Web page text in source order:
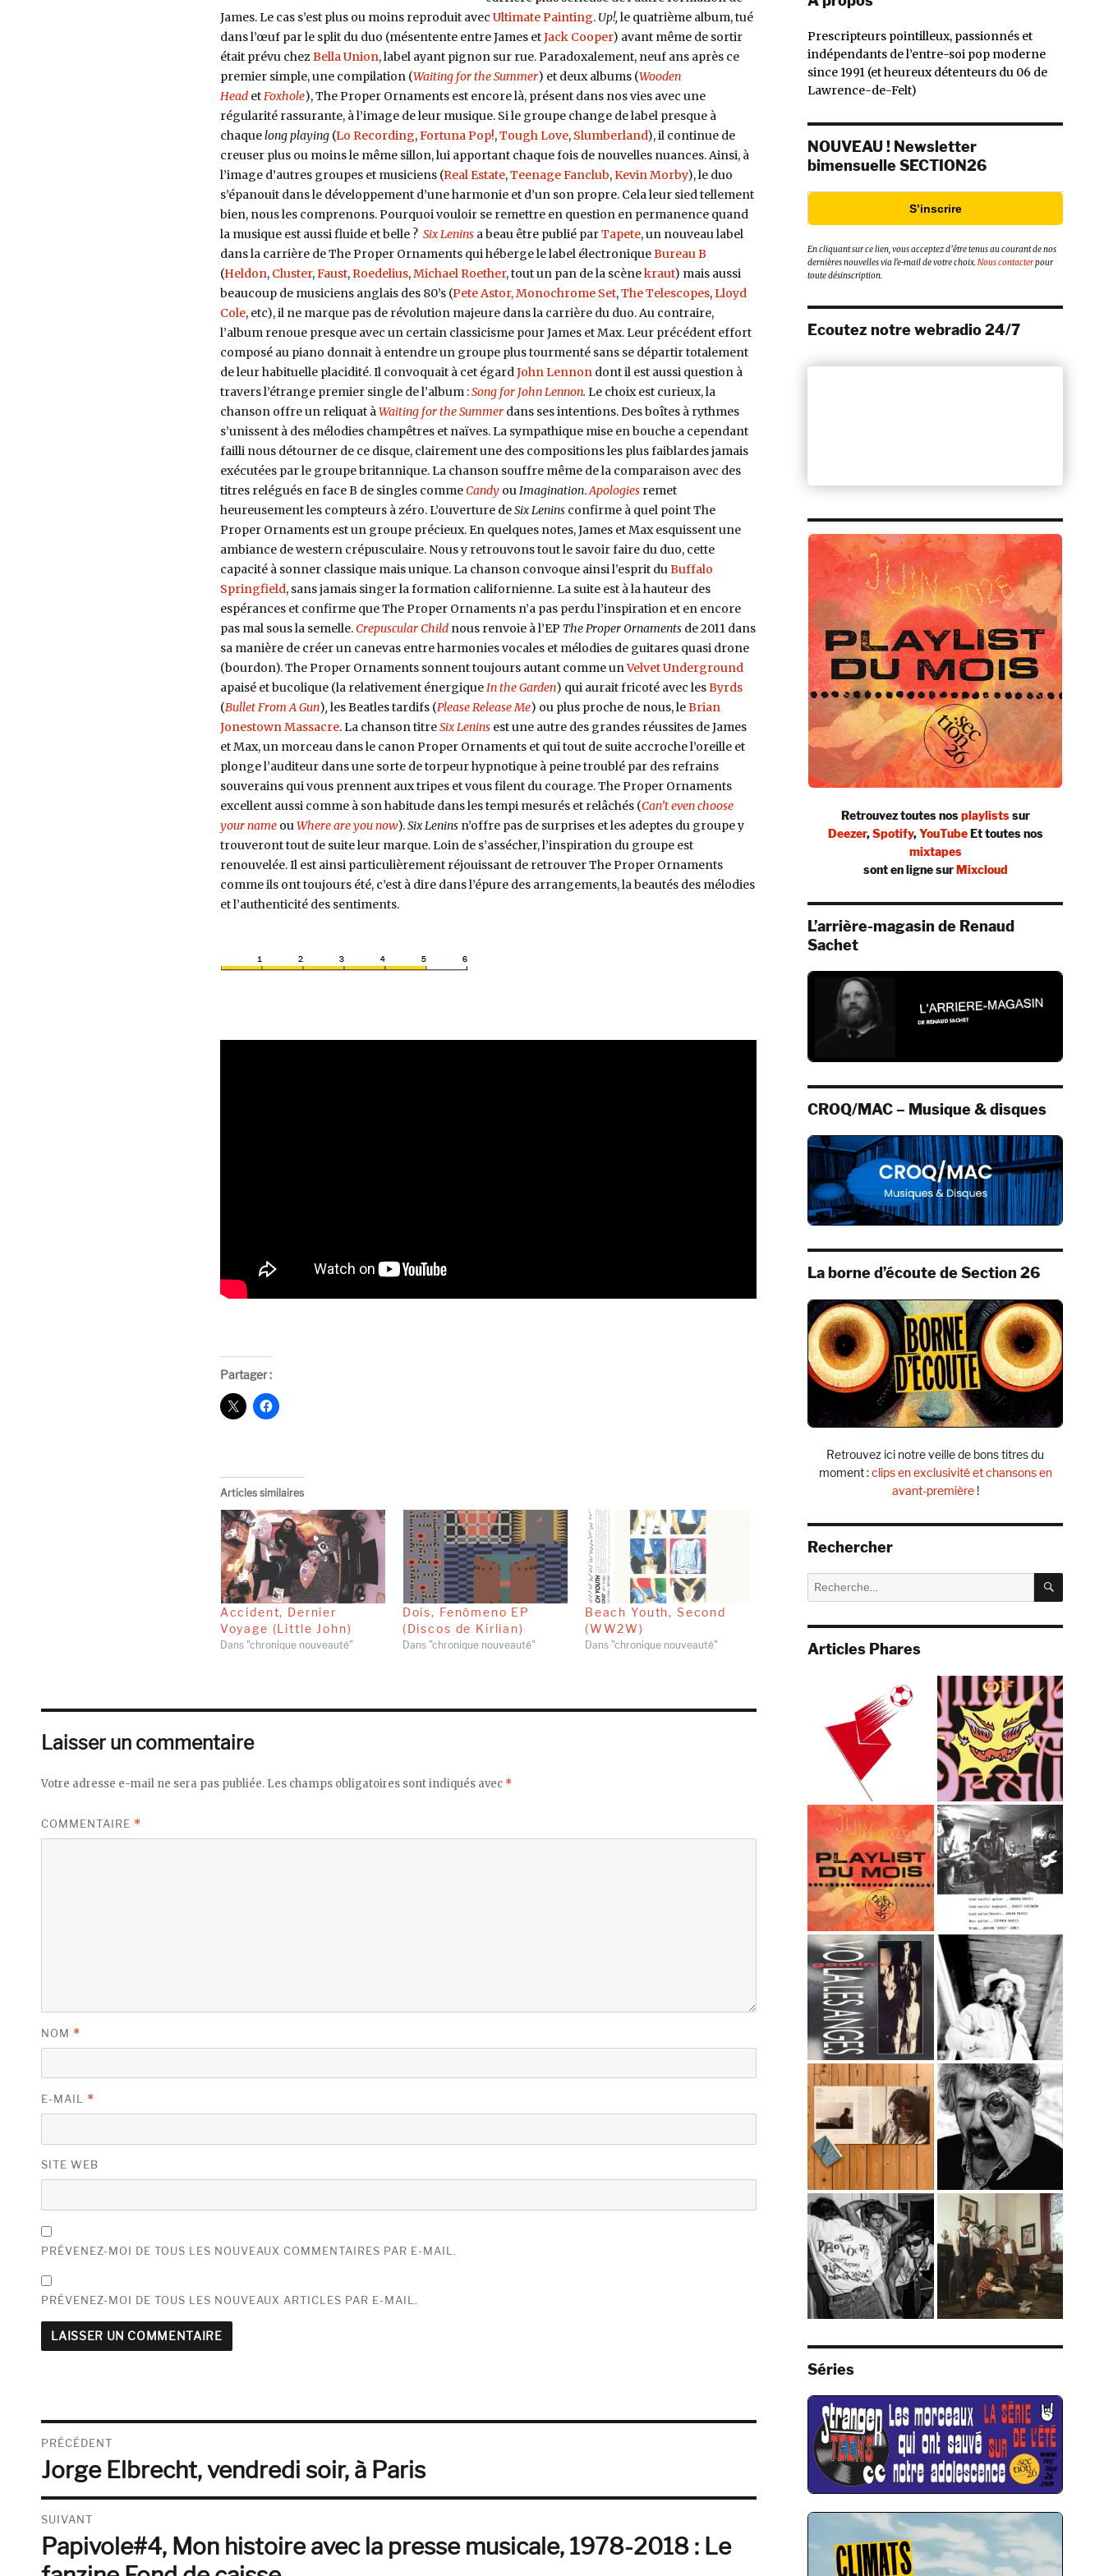
James. Le cas s’est plus ou moins reproduit avec Ultimate Painting. Up!, le quatrième album, tué
dans l’œuf par le split du duo (mésentente entre James etJack Cooper) avant même de sortir
était prévu chezBella Union, label ayant pignon sur rue. Paradoxalement, neuf ans après ce
premier simple, une compilation (Waiting for the Summer) et deux albums (Wooden
Head etFoxhole), The Proper Ornaments est encore là, présent dans nos vies avec une
régularité rassurante, à l’image de leur musique. Si le groupe change de label presque à
chaquelong playing (Lo Recording,Fortuna Pop!,Tough Love, Slumberland), il continue de
creuser plus ou moins le même sillon, lui apportant chaque fois de nouvelles nuances. Ainsi, à
l’image d’autres groupes et musiciens (Real Estate,Teenage Fanclub,Kevin Morby), le duo
s’épanouit dans le développement d’une harmonie et d’un son propre. Cela leur sied tellement
bien, nous les comprenons. Pourquoi vouloir se remettre en question en permanence quand
la musique est aussi fluide et belle ? Six Lenins a beau être publié parTapete, un nouveau label
dans la carrière de The Proper Ornaments qui héberge le label électroniqueBureau B
(Heldon, Cluster,Faust,Roedelius,Michael Roether, tout un pan de la scènekraut) mais aussi
beaucoup de musiciens anglais des 80’s (Pete Astor,Monochrome Set,The Telescopes,Lloyd
Cole, etc), il ne marque pas de révolution majeure dans la carrière du duo. Au contraire,
l’album renoue presque avec un certain classicisme pour James et Max. Leur précédent effort
composé au piano donnait à entendre un groupe plus tourmenté sans se départir totalement
de leur habituelle placidité. Il convoquait à cet égardJohn Lennondont il est aussi question à
travers l’étrange premier single de l’album :Song for John Lennon. Le choix est curieux, la
chanson offre un reliquat àWaiting for the Summer dans ses intentions. Des boîtes à rythmes
s’unissent à des mélodies champêtres et naïves. La sympathique mise en bouche a cependant
failli nous détourner de ce disque, clairement une des compositions les plus faiblardes jamais
exécutées par le groupe britannique. La chanson souffre même de la comparaison avec des
titres relégués en face B de singles commeCandy ouImagination.Apologies remet
heureusement les compteurs à zéro. L’ouverture deSix Lenins confirme à quel point The
Proper Ornaments est un groupe précieux. En quelques notes, James et Max esquissent une
ambiance de western crépusculaire. Nous y retrouvons tout le savoir faire du duo, cette
capacité à sonner classique mais unique. La chanson convoque ainsi l’esprit duBuffalo
Springfield, sans jamais singer la formation californienne. La suite est à la hauteur des
espérances et confirme que The Proper Ornaments n’a pas perdu l’inspiration et en encore
pas mal sous la semelle.Crepuscular Child nous renvoie à l’EP The Proper Ornaments de 2011 dans
sa manière de créer un canevas entre harmonies vocales et mélodies de guitares quasi drone
(bourdon). The Proper Ornaments sonnent toujours autant comme unVelvet Underground
apaisé et bucolique (la relativement énergiqueIn the Garden) qui aurait fricoté avec lesByrds
(Bullet From A Gun), les Beatles tardifs (Please Release Me) ou plus proche de nous, leBrian
Jonestown Massacre. La chanson titreSix Lenins est une autre des grandes réussites de James
et Max, un morceau dans le canon Proper Ornaments et qui tout de suite accroche l’oreille et
plonge l’auditeur dans une sorte de torpeur hypnotique à peine troublé par des refrains
souverains qui vous prennent aux tripes et vous filent du courage. The Proper Ornaments
excellent aussi comme à son habitude dans les tempi mesurés et relâchés (Can’t even choose
your name ouWhere are you now).Six Lenins n’offre pas de surprises et les adeptes du groupe y
trouveront tout de suite leur marque. Loin de s’assécher, l’inspiration du groupe est
renouvelée. Il est ainsi particulièrement réjouissant de retrouver The Proper Ornaments
comme ils ont toujours été, c’est à dire dans l’épure des arrangements, la beautés des mélodies
et l’authenticité des sentiments.
Partager :
Articles similaires
Accident, Dernier
Voyage (Little John)
Dans "chronique nouveauté"
Dois, Fenòmeno EP
(Discos de Kirlian)
Dans "chronique nouveauté"
Beach Youth, Second
(WW2W)
Dans "chronique nouveauté"
Laisser un commentaire
Votre adresse e-mail ne sera pas publiée. Les champs obligatoires sont indiqués avec *
COMMENTAIRE *
NOM *
E-MAIL *
SITE WEB
PRÉVENEZ-MOI DE TOUS LES NOUVEAUX COMMENTAIRES PAR E-MAIL.
PRÉVENEZ-MOI DE TOUS LES NOUVEAUX ARTICLES PAR E-MAIL.
Navigation
de
l’article
PRÉCÉDENT
Publication
précédente :
Jorge Elbrecht, vendredi soir, à Paris
SUIVANT
Publication
suivante :
Papivole#4, Mon histoire avec la presse musicale, 1978-2018 : Le
Prescripteurs pointilleux, passionnés et
indépendants de l’entre-soi pop moderne
since 1991 (et heureux détenteurs du 06 de
Lawrence-de-Felt)
NOUVEAU ! Newsletter
bimensuelle SECTION26
S’inscrire
En cliquant sur ce lien, vous acceptez d’être tenus au courant de nos
dernières nouvelles via l’e-mail de votre choix.Nous contacterpour
toute désinscription.
Ecoutez notre webradio 24/7
Retrouvez toutes nosplaylistssur
Deezer,Spotify,YouTubeEt toutes nos
mixtapes
sont en ligne surMixcloud
L’arrière-magasin de Renaud
Sachet
CROQ/MAC – Musique & disques
La borne d’écoute de Section 26
Retrouvez ici notre veille de bons titres du
moment :clips en exclusivité et chansons en
avant-première!
Rechercher
Recherche
pour :
Articles Phares
Séries